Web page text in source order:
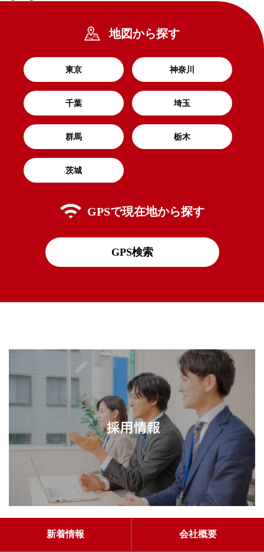
地図から探す
東京 神奈川
千葉 埼玉
群馬 栃木
茨城
GPSで現在地から探す
GPS検索
新着情報 会社概要